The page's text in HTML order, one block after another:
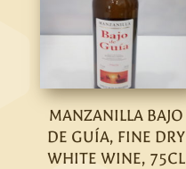
MANZANILLA BAJO
DE GUÍA, FINE DRY
WHITE WINE, 75CL